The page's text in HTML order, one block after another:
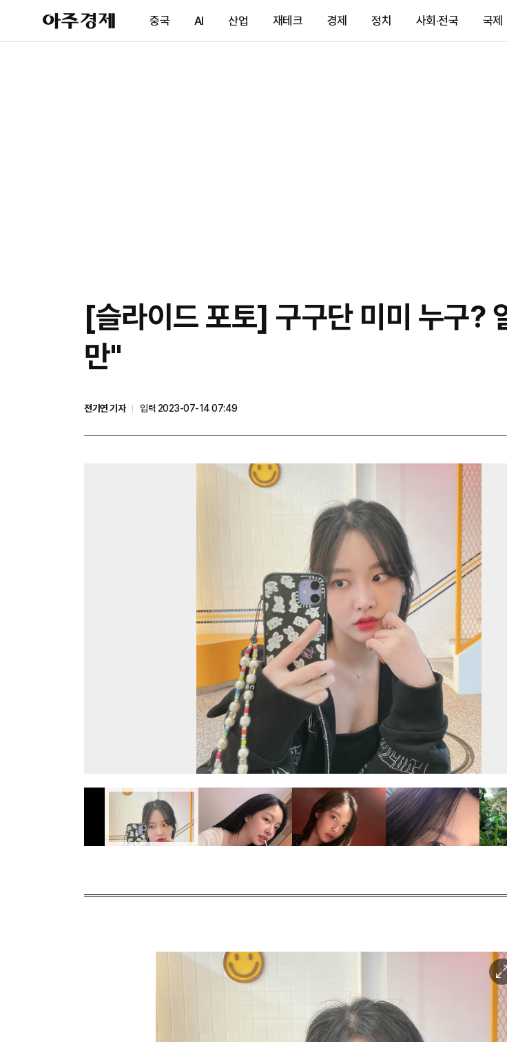
아
주
제
중국 AI 산업 재테크 경제 정치 사회·전국 국제
[슬라이드 포토] 구구단 미미 누구?
만"
전기연 기자
입력 2023-07-14 07:49
이
미
지
확